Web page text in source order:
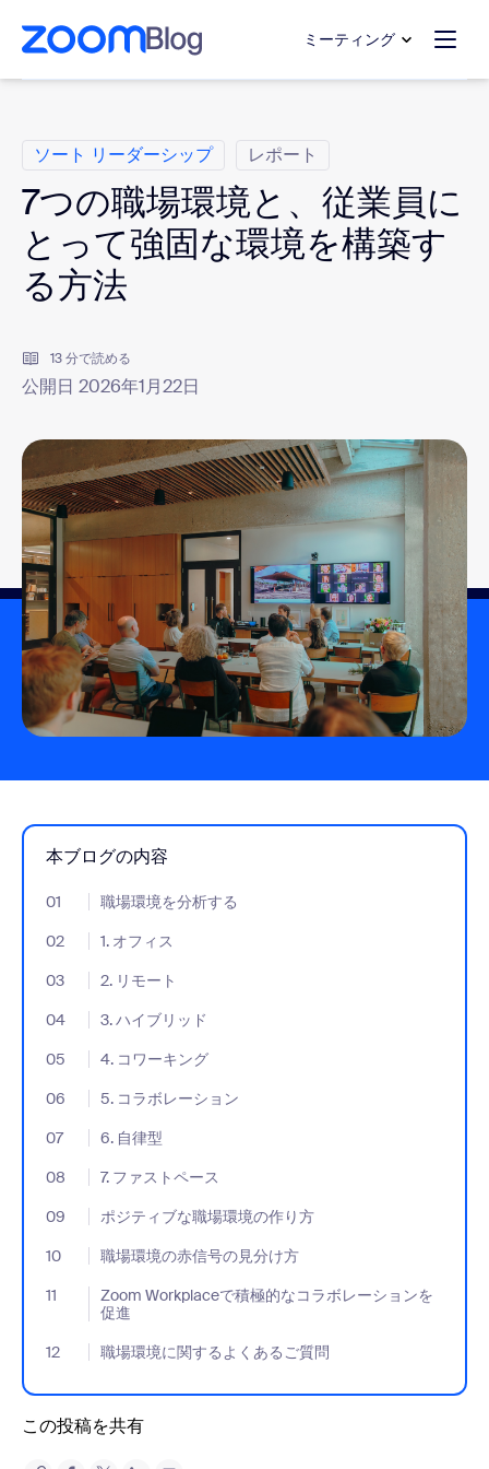
テンツへスキップ
ットへスキップ
ミーティング
ソート リーダーシップ レポート
7つの職場環境と、従業員に
とって強固な環境を構築す
る方法
13 分で読める
公開日 2026年1月22日
本ブログの内容
01 職場環境を分析する
- Jumplink to 職場環境を分析する
02
1. オフィス
- Jumplink to 1. オフィス
03
2. リモート
- Jumplink to 2. リモート
04
3. ハイブリッド
- Jumplink to 3. ハイブリッド
05
4. コワーキング
- Jumplink to 4. コワーキング
06
5. コラボレーション
- Jumplink to 5. コラボレーション
07
6. 自律型
- Jumplink to 6. 自律型
08
7. ファストペース
- Jumplink to 7. ファストペース
09
ポジティブな職場環境の作り方
- Jumplink to ポジティブな職場環境の作り方
10
職場環境の赤信号の見分け方
- Jumplink to 職場環境の赤信号の見分け方
11
Zoom Workplaceで積極的なコラボレーションを
促進
- Jumplink to Zoom Workplaceで積極的なコラボレーションを
12 職場環境に関するよくあるご質問
- Jumplink to 職場環境に関するよくあるご質問
この投稿を共有